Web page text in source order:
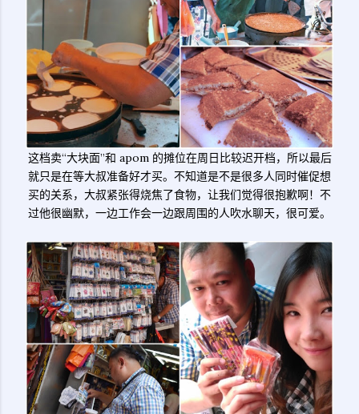
这档卖“大块面”和 apom 的摊位在周日比较迟开档，所以最后
就只是在等大叔准备好才买。不知道是不是很多人同时催促想
买的关系，大叔紧张得烧焦了食物，让我们觉得很抱歉啊！不
过他很幽默，一边工作会一边跟周围的人吹水聊天，很可爱。